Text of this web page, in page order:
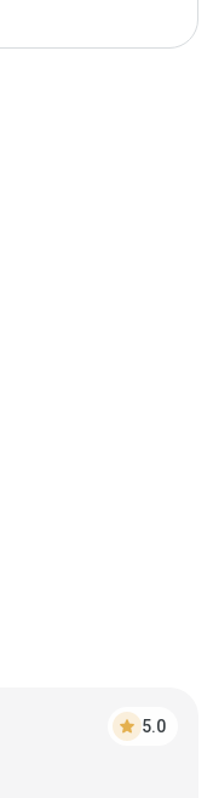
star 5.0